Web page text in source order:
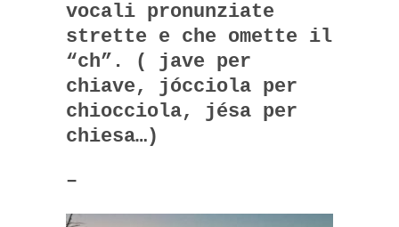
vocali pronunziate
strette e che omette il
“ch”. ( jave per
chiave, jócciola per
chiocciola, jésa per
chiesa…)
–